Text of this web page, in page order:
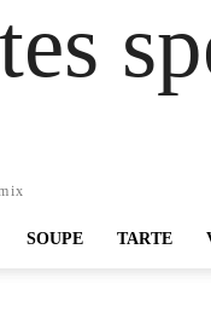
SOUPE TARTE